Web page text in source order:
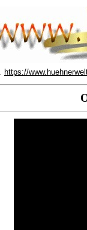
https://